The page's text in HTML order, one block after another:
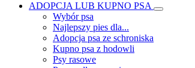
ADOPCJA LUB KUPNO PSA
Wybór psa
Najlepszy pies dla...
Adopcja psa ze schroniska
Kupno psa z hodowli
Psy rasowe